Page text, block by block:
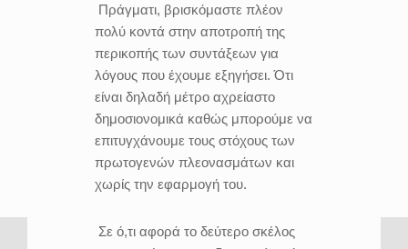
Πράγματι, βρισκόμαστε πλέον
πολύ κοντά στην αποτροπή της
περικοπής των συντάξεων για
λόγους που έχουμε εξηγήσει. Ότι
είναι δηλαδή μέτρο αχρείαστο
δημοσιονομικά καθώς μπορούμε να
επιτυγχάνουμε τους στόχους των
πρωτογενών πλεονασμάτων και
χωρίς την εφαρμογή του.
Σε ό,τι αφορά το δεύτερο σκέλος